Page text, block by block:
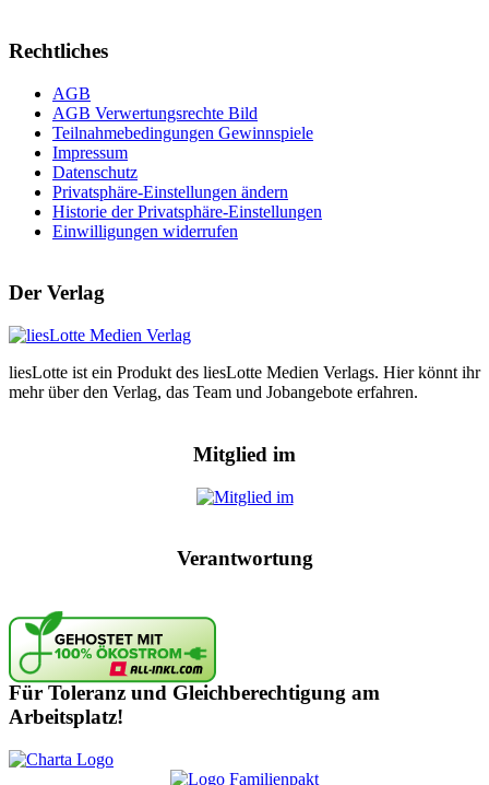
Rechtliches
AGB
AGB Verwertungsrechte Bild
Teilnahmebedingungen Gewinnspiele
Impressum
Datenschutz
Privatsphäre-Einstellungen ändern
Historie der Privatsphäre-Einstellungen
Einwilligungen widerrufen
Der Verlag
liesLotte ist ein Produkt des liesLotte Medien Verlags. Hier könnt ihr
mehr über den Verlag, das Team und Jobangebote erfahren.
Mitglied im
Verantwortung
Für Toleranz und Gleichberechtigung am
Arbeitsplatz!